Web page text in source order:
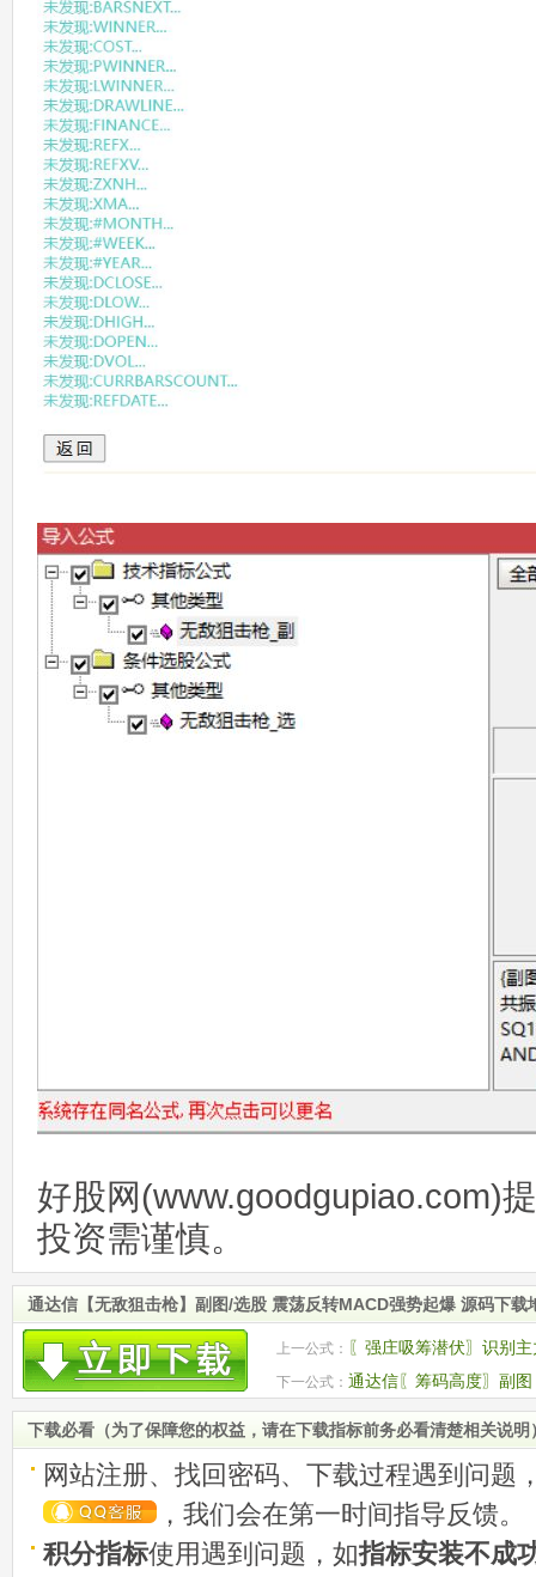
好股网(www.goodgupiao.com)
投资需谨慎。
通达信【无敌狙击枪】副图/选股 震荡反转MACD强势起爆 源码下载
上一公式： 〖强庄吸筹潜伏〗识别
的关键潜伏期
下一公式： 通达信〖筹码高度〗副
活跃度 源码
下载必看（为了保障您的权益，请在下载指标前务必看清楚相关说明
网站注册、找回密码、下载过程遇到问题
，我们会在第一时间指导反馈。
积分指标使用遇到问题，如指标安装不成